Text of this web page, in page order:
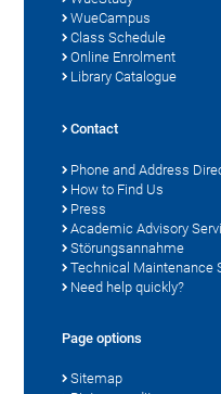
WueCampus
Class Schedule
Online Enrolment
Library Catalogue
Contact
Phone and Address
How to Find Us
Press
Academic Advisory
Störungsannahme
Technical Maintenance
Need help quickly?
Page options
Sitemap